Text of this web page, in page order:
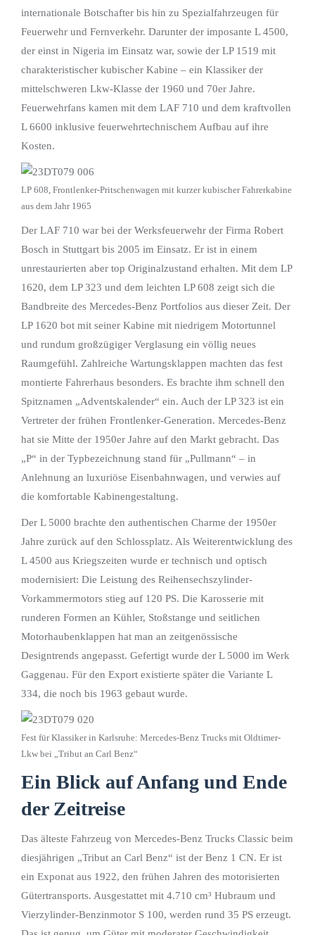
internationale Botschafter bis hin zu Spezialfahrzeugen für
Feuerwehr und Fernverkehr. Darunter der imposante L 4500,
der einst in Nigeria im Einsatz war, sowie der LP 1519 mit
charakteristischer kubischer Kabine – ein Klassiker der
mittelschweren Lkw-Klasse der 1960 und 70er Jahre.
Feuerwehrfans kamen mit dem LAF 710 und dem kraftvollen
L 6600 inklusive feuerwehrtechnischem Aufbau auf ihre
Kosten.
LP 608, Frontlenker-Pritschenwagen mit kurzer kubischer Fahrerkabine
aus dem Jahr 1965
Der LAF 710 war bei der Werksfeuerwehr der Firma Robert
Bosch in Stuttgart bis 2005 im Einsatz. Er ist in einem
unrestaurierten aber top Originalzustand erhalten. Mit dem LP
1620, dem LP 323 und dem leichten LP 608 zeigt sich die
Bandbreite des Mercedes-Benz Portfolios aus dieser Zeit. Der
LP 1620 bot mit seiner Kabine mit niedrigem Motortunnel
und rundum großzügiger Verglasung ein völlig neues
Raumgefühl. Zahlreiche Wartungsklappen machten das fest
montierte Fahrerhaus besonders. Es brachte ihm schnell den
Spitznamen „Adventskalender“ ein. Auch der LP 323 ist ein
Vertreter der frühen Frontlenker-Generation. Mercedes-Benz
hat sie Mitte der 1950er Jahre auf den Markt gebracht. Das
„P“ in der Typbezeichnung stand für „Pullmann“ – in
Anlehnung an luxuriöse Eisenbahnwagen, und verwies auf
die komfortable Kabinengestaltung.
Der L 5000 brachte den authentischen Charme der 1950er
Jahre zurück auf den Schlossplatz. Als Weiterentwicklung des
L 4500 aus Kriegszeiten wurde er technisch und optisch
modernisiert: Die Leistung des Reihensechszylinder-
Vorkammermotors stieg auf 120 PS. Die Karosserie mit
runderen Formen an Kühler, Stoßstange und seitlichen
Motorhaubenklappen hat man an zeitgenössische
Designtrends angepasst. Gefertigt wurde der L 5000 im Werk
Gaggenau. Für den Export existierte später die Variante L
334, die noch bis 1963 gebaut wurde.
Fest für Klassiker in Karlsruhe: Mercedes-Benz Trucks mit Oldtimer-
Lkw bei „Tribut an Carl Benz“
Ein Blick auf Anfang und Ende
der Zeitreise
Das älteste Fahrzeug von Mercedes-Benz Trucks Classic beim
diesjährigen „Tribut an Carl Benz“ ist der Benz 1 CN. Er ist
ein Exponat aus 1922, den frühen Jahren des motorisierten
Gütertransports. Ausgestattet mit 4.710 cm³ Hubraum und
Vierzylinder-Benzinmotor S 100, werden rund 35 PS erzeugt.